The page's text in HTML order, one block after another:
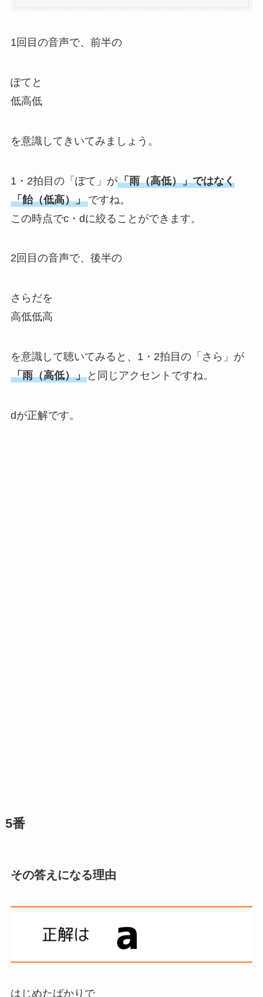
1回目の音声で、前半の
ぽてと
低高低
を意識してきいてみましょう。
1・2拍目の「ぽて」が「雨（高低）」ではなく
「飴（低高）」 ですね。
この時点でc・dに絞ることができます。
2回目の音声で、後半の
さらだを
高低低高
を意識して聴いてみると、1・2拍目の「さら」が
「雨（高低）」と同じアクセントですね。
dが正解です。
5番
その答えになる理由
はじめたばかりで